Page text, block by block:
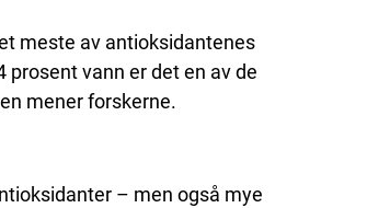
meste av antioksidantenes
vann er det en av de
mener forskerne.
– men også mye